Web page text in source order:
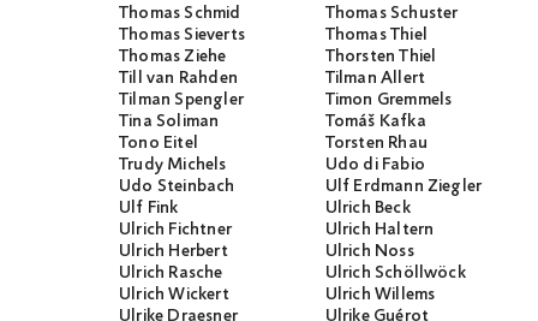
Thomas Schmid
Thomas Schuster
Thomas Sieverts
Thomas Thiel
Thomas Ziehe
Thorsten Thiel
Till van Rahden
Tilman Allert
Tilman Spengler
Timon Gremmels
Tina Soliman
Tomáš Kafka
Tono Eitel
Torsten Rhau
Trudy Michels
Udo di Fabio
Udo Steinbach
Ulf Erdmann Ziegler
Ulf Fink
Ulrich Beck
Ulrich Fichtner
Ulrich Haltern
Ulrich Herbert
Ulrich Noss
Ulrich Rasche
Ulrich Schöllwöck
Ulrich Wickert
Ulrich Willems
Ulrike Draesner
Ulrike Guérot